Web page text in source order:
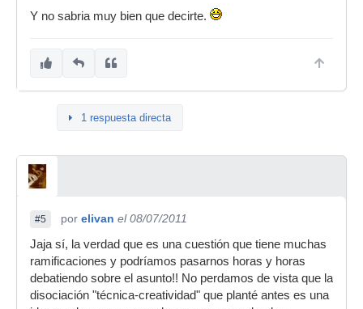
Y no sabria muy bien que decirte.
1 respuesta directa
#5 por elivan el 08/07/2011
Jaja sí, la verdad que es una cuestión que tiene muchas
ramificaciones y podríamos pasarnos horas y horas
debatiendo sobre el asunto!! No perdamos de vista que la
disociación "técnica-creatividad" que planté antes es una